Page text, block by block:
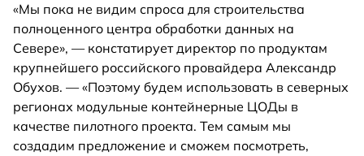
«Мы пока не видим спроса для строительства
полноценного центра обработки данных на
Севере», — констатирует директор по продуктам
крупнейшего российского провайдера Александр
Обухов. — «Поэтому будем использовать в северных
регионах модульные контейнерные ЦОДы в
качестве пилотного проекта. Тем самым мы
создадим предложение и сможем посмотреть,